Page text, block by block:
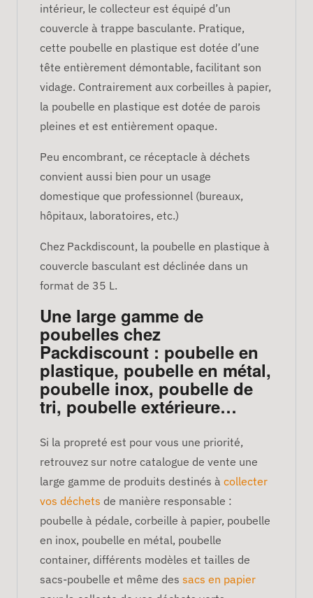
intérieur, le collecteur est équipé d’un
couvercle à trappe basculante. Pratique,
cette poubelle en plastique est dotée d’une
tête entièrement démontable, facilitant son
vidage. Contrairement aux corbeilles à papier,
la poubelle en plastique est dotée de parois
pleines et est entièrement opaque.
Peu encombrant, ce réceptacle à déchets
convient aussi bien pour un usage
domestique que professionnel (bureaux,
hôpitaux, laboratoires, etc.)
Chez Packdiscount, la poubelle en plastique à
couvercle basculant est déclinée dans un
format de 35 L.
Une large gamme de
poubelles chez
Packdiscount : poubelle en
plastique, poubelle en métal,
poubelle inox, poubelle de
tri, poubelle extérieure…
Si la propreté est pour vous une priorité,
retrouvez sur notre catalogue de vente une
large gamme de produits destinés à collecter
vos déchets de manière responsable :
poubelle à pédale, corbeille à papier, poubelle
en inox, poubelle en métal, poubelle
container, différents modèles et tailles de
sacs-poubelle et même des sacs en papier